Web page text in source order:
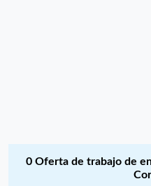
0 Oferta de trabajo de